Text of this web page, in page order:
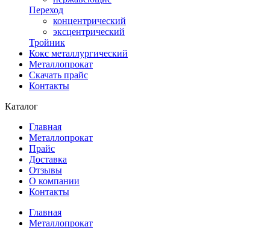
Переход
концентрический
эксцентрический
Тройник
Кокс металлургический
Металлопрокат
Скачать прайс
Контакты
Каталог
Главная
Металлопрокат
Прайс
Доставка
Отзывы
О компании
Контакты
Главная
Металлопрокат